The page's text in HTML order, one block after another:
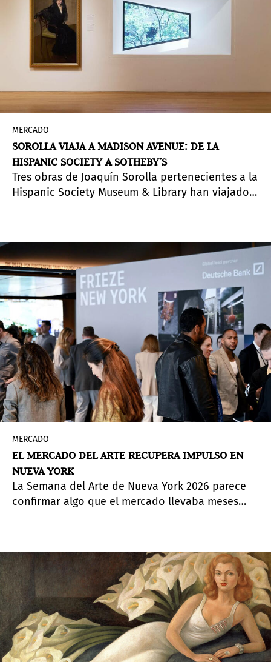
MERCADO
SOROLLA VIAJA A MADISON AVENUE: DE LA
HISPANIC SOCIETY A SOTHEBY’S
Tres obras de Joaquín Sorolla pertenecientes a la
Hispanic Society Museum & Library han viajado
exposición de pequeño formato, pero de gran
alcance: el lanzamiento de una nueva iniciativa
que refleja cómo la relación entre los museos y
las instituciones del mercado del arte se está
transformando.
MERCADO
EL MERCADO DEL ARTE RECUPERA IMPULSO EN
NUEVA YORK
La Semana del Arte de Nueva York 2026 parece
confirmar algo que el mercado llevaba meses
sigue siendo más selectiva. Tanto en las ferias
como en las subastas, los compradores volvieron
a apostar por nombres consolidados, obras que
llevaban tiempo sin aparecer en el mercado y
colecciones con procedencias excepcionales.